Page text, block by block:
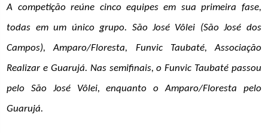
A competição reúne cinco equipes em sua primeira fase,
todas em um único grupo. São José Vôlei (São José dos
Campos), Amparo/Floresta, Funvic Taubaté, Associação
Realizar e Guarujá. Nas semifinais, o Funvic Taubaté passou
pelo São José Vôlei, enquanto o Amparo/Floresta pelo
Guarujá.